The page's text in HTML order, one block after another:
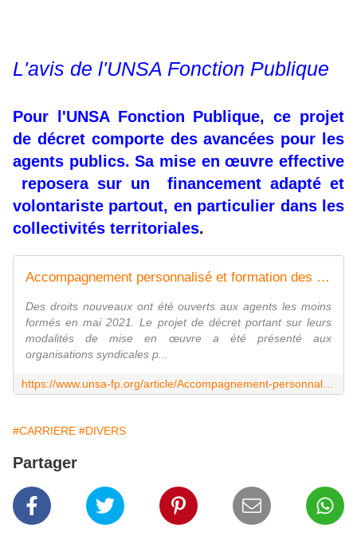
L'avis de l'UNSA Fonction Publique
Pour l'UNSA Fonction Publique, ce projet
de décret comporte des avancées pour les
agents publics. Sa mise en œuvre effective
reposera sur un financement adapté et
volontariste partout, en particulier dans les
collectivités territoriales.
Accompagnement personnalisé et formation des agents : vers des droits nouveaux
Des droits nouveaux ont été ouverts aux agents les moins
formés en mai 2021. Le projet de décret portant sur leurs
modalités de mise en œuvre a été présenté aux
organisations syndicales p...
#CARRIERE #DIVERS
Partager